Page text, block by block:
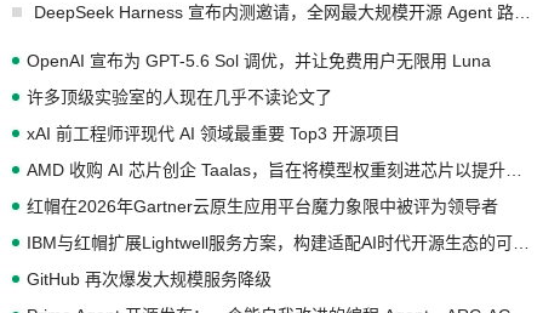
OpenAI 宣布为 GPT-5.6 Sol 调优，并让免费用户无限用 Luna
许多顶级实验室的人现在几乎不读论文了
xAI 前工程师评现代 AI 领域最重要 Top3 开源项目
红帽在2026年Gartner云原生应用平台魔力象限中被评为领导者
GitHub 再次爆发大规模服务降级